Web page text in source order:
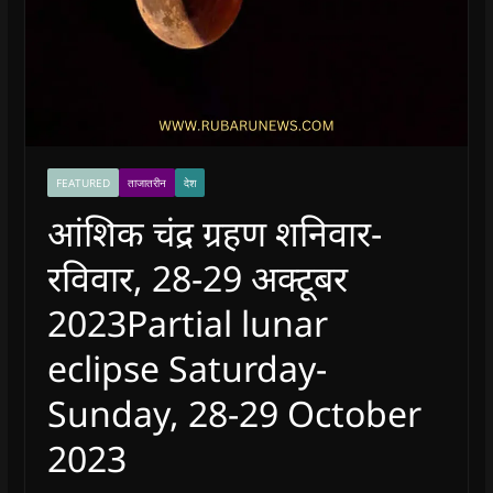
FEATURED ताजातरीन देश
आंशिक चंद्र ग्रहण शनिवार-
रविवार, 28-29 अक्टूबर
2023Partial lunar
eclipse Saturday-
Sunday, 28-29 October
2023